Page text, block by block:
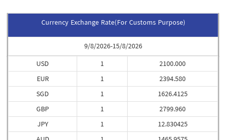
Currency Exchange Rate(For Customs Purpose)
9/8/2026-15/8/2026
USD
EUR
SGD
GBP
JPY
1
1
1
1
1
2100.000
2394.580
1626.4125
2799.960
12.830425